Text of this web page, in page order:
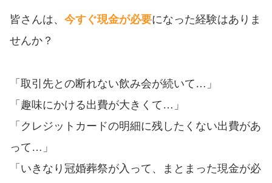
カードローンQ&A
リボ払いをそのまま払いきると
皆さんは、 今すぐ現金が必要になった経験はありま
せんか？
「取引先との断れない飲み会が続いて…」
「趣味にかける出費が大きくて…」
「クレジットカードの明細に残したくない出費があ
って…」
「いきなり冠婚葬祭が入って、まとまった現金が必